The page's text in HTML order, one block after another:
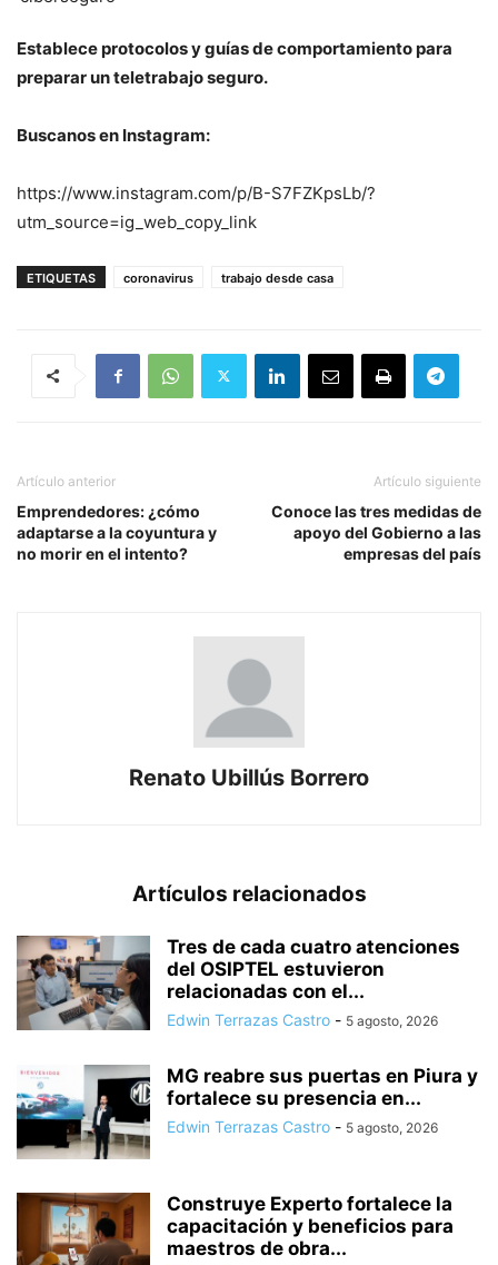
Establece protocolos y guías de comportamiento para
preparar un teletrabajo seguro.
Buscanos en Instagram:
https://www.instagram.com/p/B-S7FZKpsLb/?
utm_source=ig_web_copy_link
ETIQUETAS coronavirus trabajo desde casa
Artículo anterior
Emprendedores: ¿cómo
adaptarse a la coyuntura y
no morir en el intento?
Artículo siguiente
Conoce las tres medidas de
apoyo del Gobierno a las
empresas del país
Renato Ubillús Borrero
Artículos relacionados
Tres de cada cuatro atenciones
del OSIPTEL estuvieron
relacionadas con el...
Edwin Terrazas Castro - 5 agosto, 2026
MG reabre sus puertas en Piura y
fortalece su presencia en...
Edwin Terrazas Castro - 5 agosto, 2026
Construye Experto fortalece la
capacitación y beneficios para
maestros de obra...